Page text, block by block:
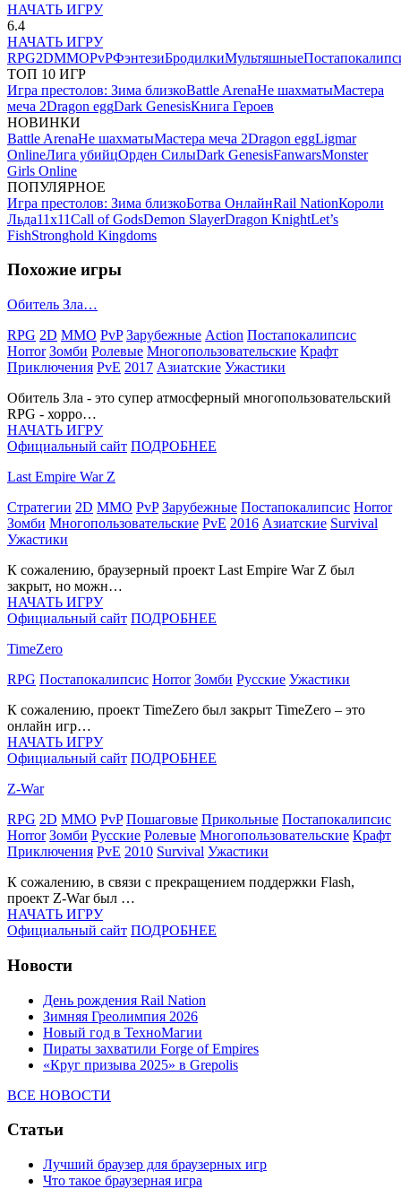
НАЧАТЬ ИГРУ
6.4
НАЧАТЬ ИГРУ
RPG2DMMOPvPФэнтезиБродилкиМультяшные
ТОП 10 ИГР
Игра престолов: Зима близкоBattle ArenaНе шахматыМастера
меча 2Dragon eggDark GenesisКнига Героев
НОВИНКИ
Battle ArenaНе шахматыМастера меча 2Dragon eggLigmar
OnlineЛига убийцОрден СилыDark GenesisFanwarsMonster
Girls Online
ПОПУЛЯРНОЕ
Игра престолов: Зима близкоБотва ОнлайнRail NationКороли
Льда11х11Call of GodsDemon SlayerDragon KnightLet’s
FishStronghold Kingdoms
Похожие игры
Обитель Зла…
RPG 2D MMO PvP Зарубежные Action Постапокалипсис
Horror Зомби Ролевые Многопользовательские Крафт
Приключения PvE 2017 Азиатские Ужастики
Обитель Зла - это супер атмосферный много­пользовательский
RPG - хорро…
НАЧАТЬ ИГРУ
Официальный сайт ПОДРОБНЕЕ
Last Empire War Z
Стратегии 2D MMO PvP Зарубежные Постапокалипсис Horror
Зомби Многопользовательские PvE 2016 Азиатские Survival
Ужастики
К сожалению, браузерный проект Last Empire War Z был
закрыт, но можн…
НАЧАТЬ ИГРУ
Официальный сайт ПОДРОБНЕЕ
TimeZero
RPG Постапокалипсис Horror Зомби Русские Ужастики
К сожалению, проект TimeZero был закрыт TimeZero – это
онлайн игр…
НАЧАТЬ ИГРУ
Официальный сайт ПОДРОБНЕЕ
Z-War
RPG 2D MMO PvP Пошаговые Прикольные Постапокалипсис
Horror Зомби Русские Ролевые Многопользовательские Крафт
Приключения PvE 2010 Survival Ужастики
К сожалению, в связи с прекращением поддержки Flash,
проект Z-War был …
НАЧАТЬ ИГРУ
Официальный сайт ПОДРОБНЕЕ
Новости
День рождения Rail Nation
Зимняя Греолимпия 2026
Новый год в ТехноМагии
Пираты захватили Forge of Empires
«Круг призыва 2025» в Grepolis
ВСЕ НОВОСТИ
Статьи
Лучший браузер для браузерных игр
Что такое браузерная игра